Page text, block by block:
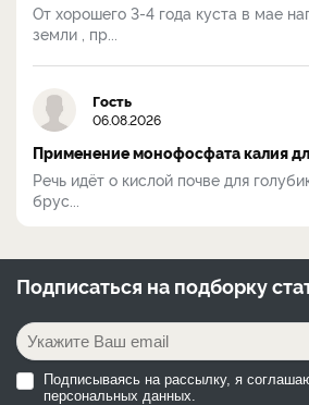
От хорошего 3-4 года куста в мае
земли , пр...
Гость
06.08.2026
Применение монофосфата калия
Речь идёт о кислой почве для
брус...
Подписаться на подборку
Подписываясь на рассылку, я
персональных данных.